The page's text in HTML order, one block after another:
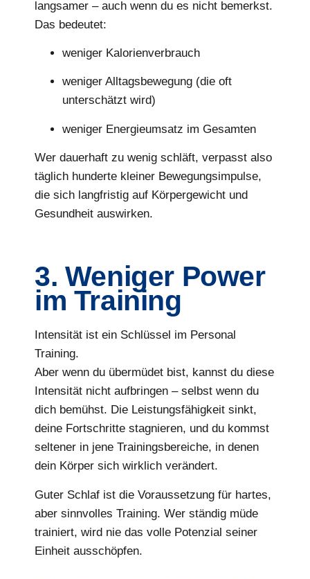
langsamer – auch wenn du es nicht bemerkst.
Das bedeutet:
weniger Kalorienverbrauch
weniger Alltagsbewegung (die oft
unterschätzt wird)
weniger Energieumsatz im Gesamten
Wer dauerhaft zu wenig schläft, verpasst also
täglich hunderte kleiner Bewegungsimpulse,
die sich langfristig auf Körpergewicht und
Gesundheit auswirken.
3. Weniger Power
im Training
Intensität ist ein Schlüssel im Personal
Training.
Aber wenn du übermüdet bist, kannst du diese
Intensität nicht aufbringen – selbst wenn du
dich bemühst. Die Leistungsfähigkeit sinkt,
deine Fortschritte stagnieren, und du kommst
seltener in jene Trainingsbereiche, in denen
dein Körper sich wirklich verändert.
Guter Schlaf ist die Voraussetzung für hartes,
aber sinnvolles Training. Wer ständig müde
trainiert, wird nie das volle Potenzial seiner
Einheit ausschöpfen.